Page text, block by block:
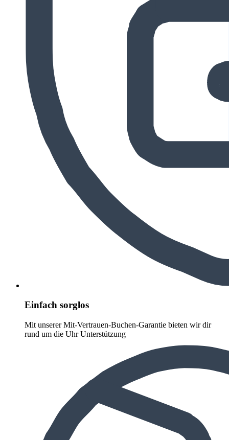
Einfach sorglos
Mit unserer Mit-Vertrauen-Buchen-Garantie bieten wir dir
rund um die Uhr Unterstützung